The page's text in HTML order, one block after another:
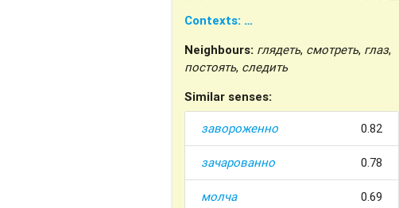
Contexts: …
Neighbours: глядеть, смотреть, глаз,
постоять, следить
Similar senses:
завороженно 0.82
зачарованно 0.78
молча 0.69